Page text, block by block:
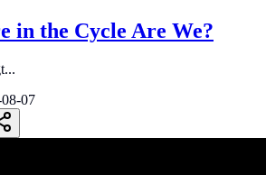
in the Cycle Are We?
07